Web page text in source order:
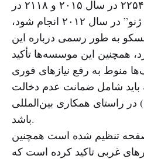
باید طبق قطعنامه های ۲۲۵۴ در سال ۲۰۱۵ و ۲۱۱۸ در
سال ۲۰۱۳ و “نشست ژنو” در سال ۲۰۱۲ انجام شود،
به طور رسمی درباره این
همچنین این موسسه‌ها تأکید
منوط به رفع نیازهای فوری
باید شامل ضمانت عدم دخالت
راستای همکاری بین‌المللی
باشد.
تنظیم شده است همچنین
غربی تاکید کرده است که